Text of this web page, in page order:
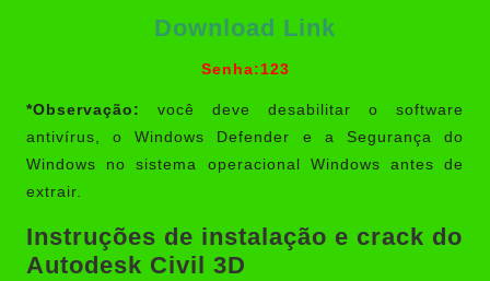
Download Link
Senha:123
*Observação:
você deve desabilitar o software
antivírus, o Windows Defender e a Segurança do
Windows no sistema operacional Windows antes de
extrair.
Instruções de instalação e crack do
Autodesk Civil 3D